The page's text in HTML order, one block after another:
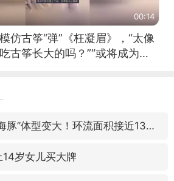
00:14
仿古筝“弹”《枉凝眉》，“太像
古筝长大的吗？”“或将成为首
台风“白海豚”体型变大！环流面积接近13个浙江那么大
14岁女儿买大牌